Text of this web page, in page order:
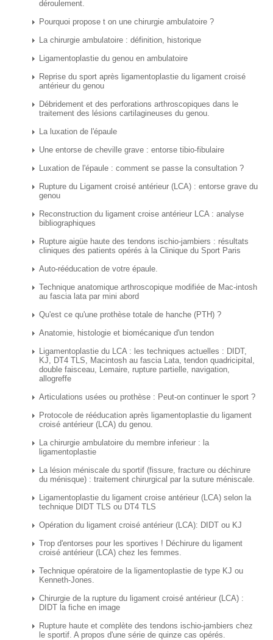
déroulement.
Pourquoi propose t on une chirurgie ambulatoire ?
La chirurgie ambulatoire : définition, historique
Ligamentoplastie du genou en ambulatoire
Reprise du sport après ligamentoplastie du ligament croisé
antérieur du genou
Débridement et des perforations arthroscopiques dans le
traitement des lésions cartilagineuses du genou.
La luxation de l'épaule
Une entorse de cheville grave : entorse tibio-fibulaire
Luxation de l'épaule : comment se passe la consultation ?
Rupture du Ligament croisé antérieur (LCA) : entorse grave du
genou
Reconstruction du ligament croise antérieur LCA : analyse
bibliographiques
Rupture aigüe haute des tendons ischio-jambiers : résultats
cliniques des patients opérés à la Clinique du Sport Paris
Auto-rééducation de votre épaule.
Technique anatomique arthroscopique modifiée de Mac-intosh
au fascia lata par mini abord
Qu'est ce qu'une prothèse totale de hanche (PTH) ?
Anatomie, histologie et biomécanique d'un tendon
Ligamentoplastie du LCA : les techniques actuelles : DIDT,
KJ, DT4 TLS, Macintosh au fascia Lata, tendon quadricipital,
double faisceau, Lemaire, rupture partielle, navigation,
allogreffe
Articulations usées ou prothèse : Peut-on continuer le sport ?
Protocole de rééducation après ligamentoplastie du ligament
croisé antérieur (LCA) du genou.
La chirurgie ambulatoire du membre inferieur : la
ligamentoplastie
La lésion méniscale du sportif (fissure, fracture ou déchirure
du ménisque) : traitement chirurgical par la suture méniscale.
Ligamentoplastie du ligament croise antérieur (LCA) selon la
technique DIDT TLS ou DT4 TLS
Opération du ligament croisé antérieur (LCA): DIDT ou KJ
Trop d'entorses pour les sportives ! Déchirure du ligament
croisé antérieur (LCA) chez les femmes.
Technique opératoire de la ligamentoplastie de type KJ ou
Kenneth-Jones.
Chirurgie de la rupture du ligament croisé antérieur (LCA) :
DIDT la fiche en image
Rupture haute et complète des tendons ischio-jambiers chez
le sportif. A propos d'une série de quinze cas opérés.